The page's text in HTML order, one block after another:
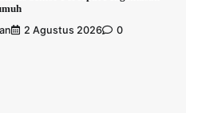
2 Agustus 2026 0